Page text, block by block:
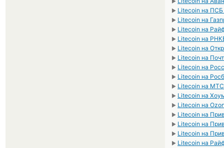
► Litecoin на ПСБ
► Litecoin на
► Litecoin на
► Litecoin на
► Litecoin на
► Litecoin на
► Litecoin на
► Litecoin на
► Litecoin на МТС
► Litecoin на
► Litecoin на
► Litecoin на
► Litecoin на
► Litecoin на
► Litecoin на